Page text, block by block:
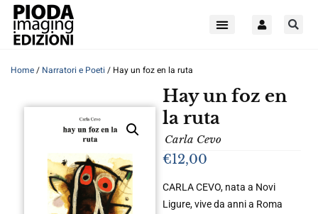
Home/ Narratori e Poeti / Hay un foz en la ruta
Hay un foz en
la ruta
Carla Cevo
€12,00
CARLA CEVO, nata a Novi
Ligure, vive da anni a Roma